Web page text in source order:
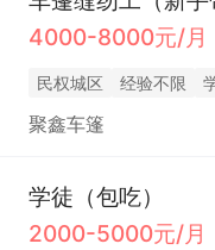
4000-8000元/月
民权城区 经验不限
聚鑫车篷
学徒（包吃）
2000-5000元/月